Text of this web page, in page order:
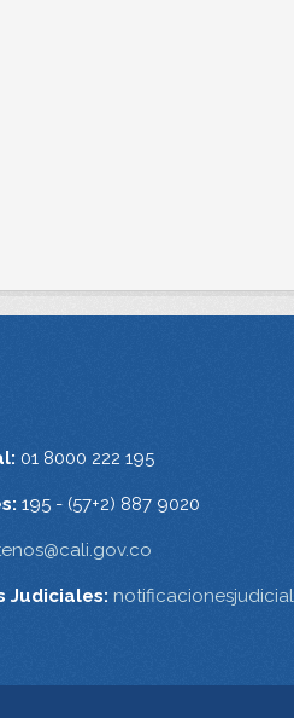
01 8000 222 195
195 - (57+2) 887 9020
Judiciales: